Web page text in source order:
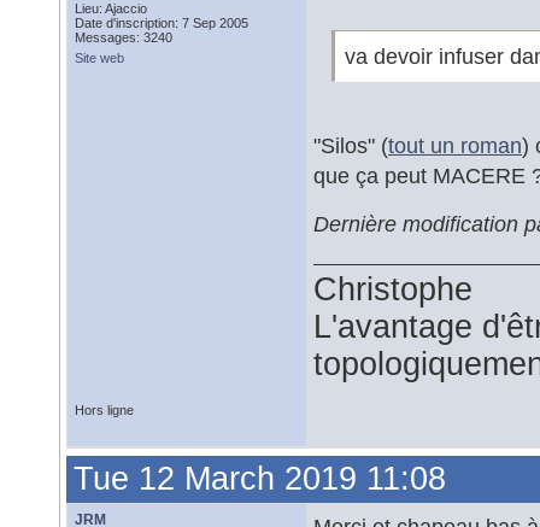
Lieu: Ajaccio
Date d'inscription: 7 Sep 2005
Messages: 3240
Site web
va devoir infuser
"Silos" (tout un roman)
que ça peut MACERE
Dernière modification
Christophe
L'avantage
Hors ligne
Tue 12 March 2019 11:08
JRM